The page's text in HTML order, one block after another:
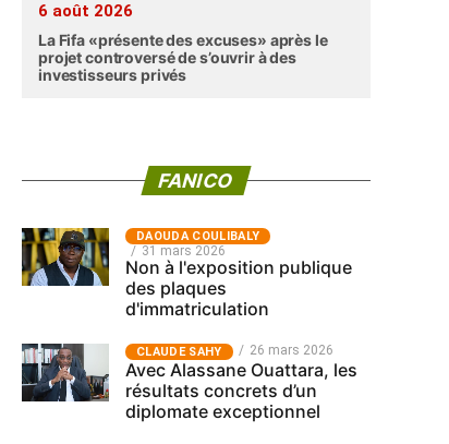
6 août 2026
La Fifa «présente des excuses» après le
projet controversé de s’ouvrir à des
investisseurs privés
FANICO
‎DAOUDA COULIBALY
31 mars 2026
Non à l'exposition publique
des plaques
d'immatriculation
CLAUDE SAHY 26 mars 2026
Avec Alassane Ouattara, les
résultats concrets d’un
diplomate exceptionnel